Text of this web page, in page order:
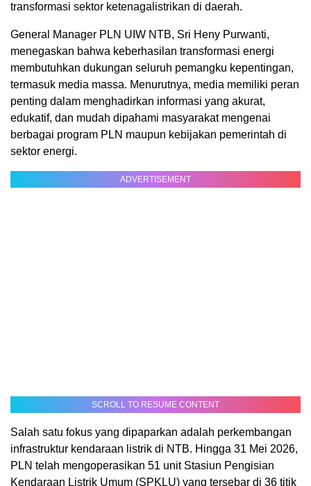
transformasi sektor ketenagalistrikan di daerah.
General Manager PLN UIW NTB, Sri Heny Purwanti,
menegaskan bahwa keberhasilan transformasi energi
membutuhkan dukungan seluruh pemangku kepentingan,
termasuk media massa. Menurutnya, media memiliki peran
penting dalam menghadirkan informasi yang akurat,
edukatif, dan mudah dipahami masyarakat mengenai
berbagai program PLN maupun kebijakan pemerintah di
sektor energi.
ADVERTISEMENT
SCROLL TO RESUME CONTENT
Salah satu fokus yang dipaparkan adalah perkembangan
infrastruktur kendaraan listrik di NTB. Hingga 31 Mei 2026,
PLN telah mengoperasikan 51 unit Stasiun Pengisian
Kendaraan Listrik Umum (SPKLU) yang tersebar di 36 titik